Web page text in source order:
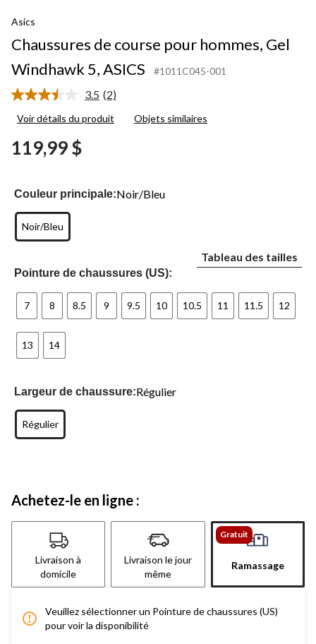
Asics
Chaussures de course pour hommes, Gel
Windhawk 5, ASICS
#1011C045-001
3.5 Lire
2
page.
(2)
Voir détails du produit Objets similaires
119,99 $
Couleur principale:Noir/Bleu
Noir/Bleu
Pointure de chaussures (US):
Tableau des tailles
7 8 8.5 9 9.5 10 10.5 11 11.5 12
13 14
Largeur de chaussure:Régulier
Régulier
Achetez-le en ligne :
Livraison à
domicile
Livraison le jour
même
Gratuit
Ramassage
Veuillez sélectionner un Pointure de chaussures (US)
pour voir la disponibilité